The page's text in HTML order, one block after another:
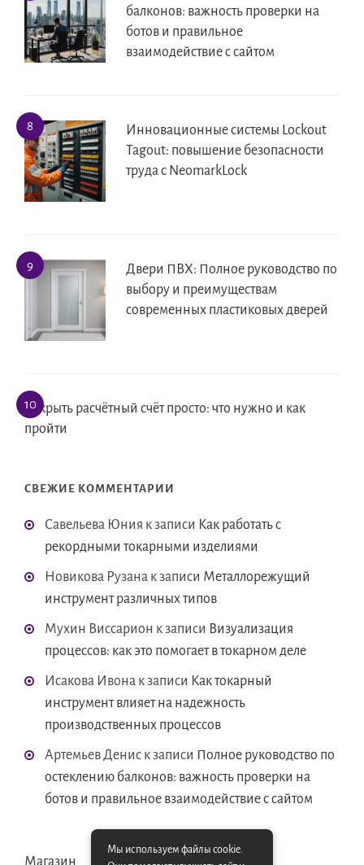
балконов: важность проверки на
ботов и правильное
взаимодействие с сайтом
Инновационные системы Lockout
Tagout: повышение безопасности
труда с NeomarkLock
Двери ПВХ: Полное руководство по
выбору и преимуществам
современных пластиковых дверей
Открыть расчётный счёт просто: что нужно и как
пройти
СВЕЖИЕ КОММЕНТАРИИ
Савельева Юния к записи Как работать с
рекордными токарными изделиями
Новикова Рузана к записи Металлорежущий
инструмент различных типов
Мухин Виссарион к записи Визуализация
процессов: как это помогает в токарном деле
Исакова Ивона к записи Как токарный
инструмент влияет на надежность
производственных процессов
Артемьев Денис к записи Полное руководство по
остеклению балконов: важность проверки на
ботов и правильное взаимодействие с сайтом
Магазин
Мы используем файлы cookie.